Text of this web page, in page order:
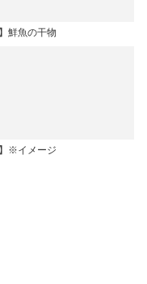
鮮魚の干物
】※イメージ